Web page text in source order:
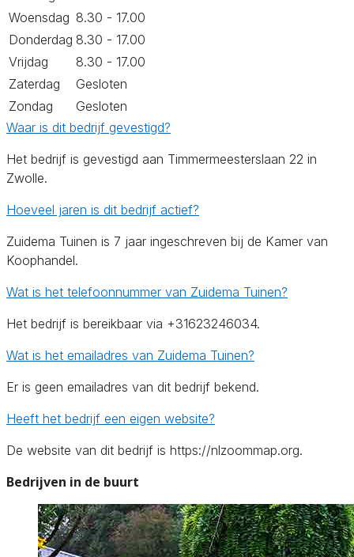
Woensdag 8.30 - 17.00
Donderdag 8.30 - 17.00
Vrijdag
8.30 - 17.00
Zaterdag
Gesloten
Zondag
Gesloten
Waar is dit bedrijf gevestigd?
Het bedrijf is gevestigd aan Timmermeesterslaan 22 in
Zwolle.
Hoeveel jaren is dit bedrijf actief?
Zuidema Tuinen is 7 jaar ingeschreven bij de Kamer van
Koophandel.
Wat is het telefoonnummer van Zuidema Tuinen?
Het bedrijf is bereikbaar via +31623246034.
Wat is het emailadres van Zuidema Tuinen?
Er is geen emailadres van dit bedrijf bekend.
Heeft het bedrijf een eigen website?
De website van dit bedrijf is https://nlzoommap.org.
Bedrijven in de buurt